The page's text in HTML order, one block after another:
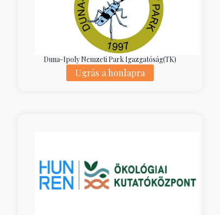
Duna-Ipoly Nemzeti Park Igazgatóság(TK)
Ugrás a honlapra